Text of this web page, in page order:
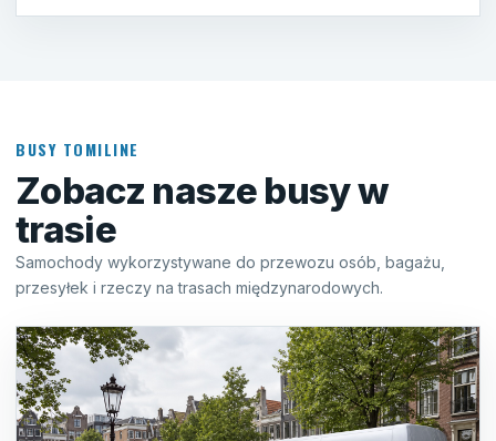
BUSY TOMILINE
Zobacz nasze busy w
trasie
Samochody wykorzystywane do przewozu osób, bagażu,
przesyłek i rzeczy na trasach międzynarodowych.